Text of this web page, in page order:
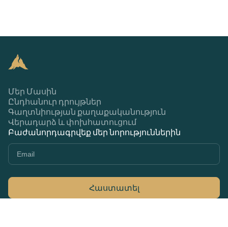
Մեր Մասին
Ընդհանուր դրույթներ
Գաղտնիության քաղաքականություն
Վերադարձ և փոխհատուցում
Բաժանորդագրվեք մեր նորություններին
Հաստատել